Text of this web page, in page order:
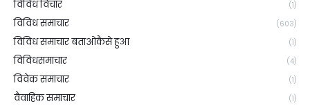
विविध विचार (1)
विविध समाचार (603)
विविध समाचार बताओकैसे हुआ (1)
विविधसमाचार (4)
विवेक समाचार (1)
वैवाहिक समाचार (1)